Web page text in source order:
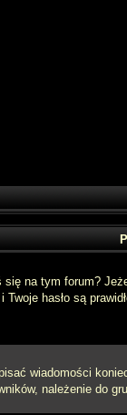
na tym forum?
hasło są
wiadomości
należenie do